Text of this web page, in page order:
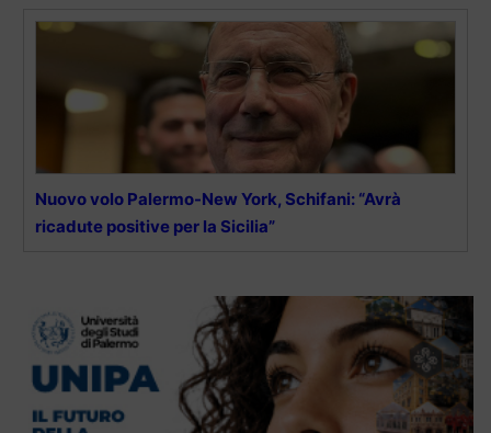
Nuovo volo Palermo-New York, Schifani: “Avrà
ricadute positive per la Sicilia”